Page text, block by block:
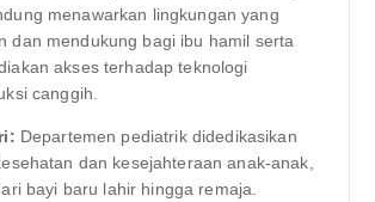
menawarkan lingkungan yang
dan mendukung bagi ibu hamil serta
akses terhadap teknologi
canggih.
Departemen pediatrik didedikasikan
dan kesejahteraan anak-anak,
bayi baru lahir hingga remaja.